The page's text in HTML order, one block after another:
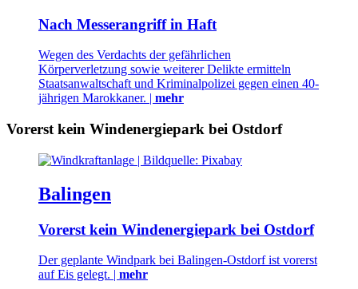
Nach Messerangriff in Haft
Wegen des Verdachts der gefährlichen
Körperverletzung sowie weiterer Delikte ermitteln
Staatsanwaltschaft und Kriminalpolizei gegen einen 40-
jährigen Marokkaner. | mehr
Vorerst kein Windenergiepark bei Ostdorf
Balingen
Vorerst kein Windenergiepark bei Ostdorf
Der geplante Windpark bei Balingen-Ostdorf ist vorerst
auf Eis gelegt. | mehr